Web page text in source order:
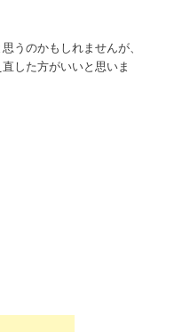
うのかもしれませんが、
した方がいいと思いま